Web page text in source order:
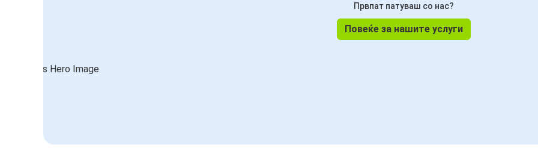
Првпат патуваш со нас?
Повеќе за нашите услуги